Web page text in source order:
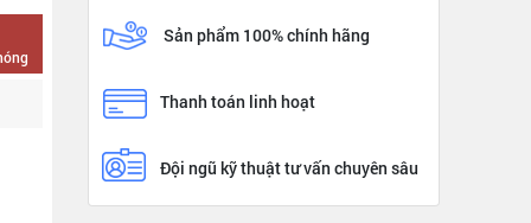
Sản phẩm 100% chính hãng
Thanh toán linh hoạt
Đội ngũ kỹ thuật tư vấn chuyên sâu